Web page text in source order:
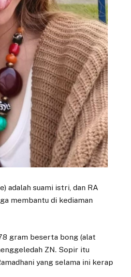
adalah suami istri, dan RA
membantu di kediaman
gram beserta bong (alat
ZN. Sopir itu
yang selama ini kerap
Gembrong
Siap
Pasar
Sukasari di
DAERAH
Rapat Kerja
dengan
Dinkukmdagin,
Komisi IV DPRD
Bogor Fokus
Penguatan UMKM
28 JANUARI 2026
menggelar rapat kerja
bersama Dinas
Koperasi, Usaha